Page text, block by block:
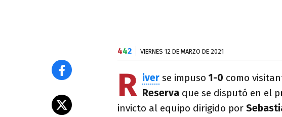
442 VIERNES 12 DE MARZO DE 2021
R iver se impuso 1-0 como
Reserva que se disputó en el
invicto al equipo dirigido por